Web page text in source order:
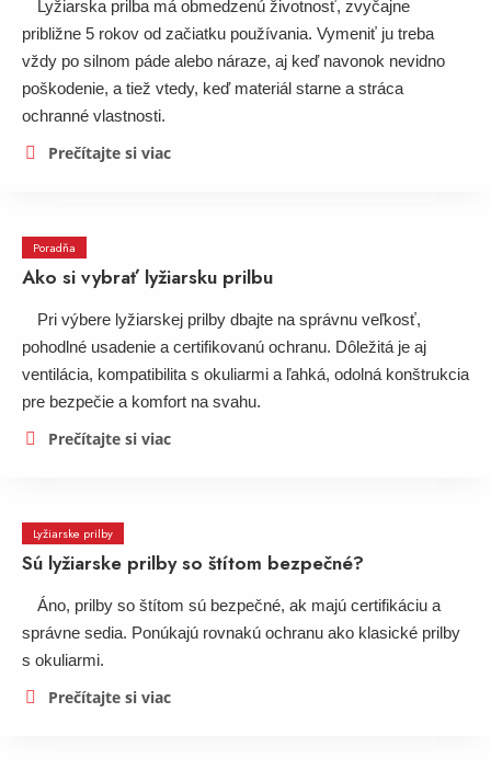
Lyžiarska prilba má obmedzenú životnosť, zvyčajne
približne 5 rokov od začiatku používania. Vymeniť ju treba
vždy po silnom páde alebo náraze, aj keď navonok nevidno
poškodenie, a tiež vtedy, keď materiál starne a stráca
ochranné vlastnosti.
Prečítajte si viac
Poradňa
Ako si vybrať lyžiarsku prilbu
Pri výbere lyžiarskej prilby dbajte na správnu veľkosť,
pohodlné usadenie a certifikovanú ochranu. Dôležitá je aj
ventilácia, kompatibilita s okuliarmi a ľahká, odolná konštrukcia
pre bezpečie a komfort na svahu.
Prečítajte si viac
Lyžiarske prilby
Sú lyžiarske prilby so štítom bezpečné?
Áno, prilby so štítom sú bezpečné, ak majú certifikáciu a
správne sedia. Ponúkajú rovnakú ochranu ako klasické prilby
s okuliarmi.
Prečítajte si viac